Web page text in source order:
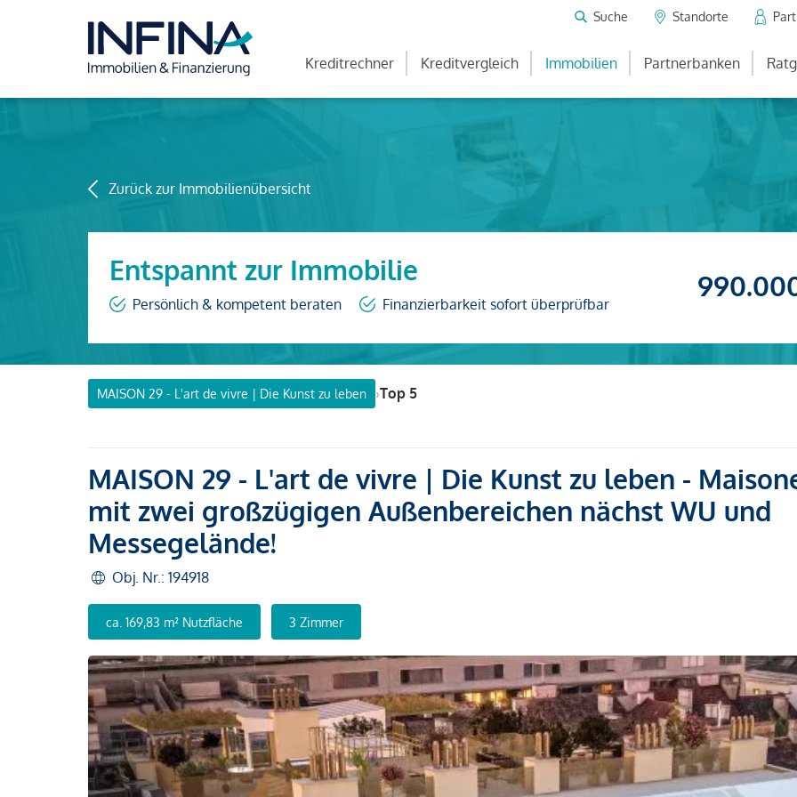
Suche Standorte
Kreditrechner Kreditvergleich Immobilien Partnerbanken
Zurück zur Immobilienübersicht
Entspannt zur Immobilie
Persönlich & kompetent beraten Finanzierbarkeit sofort überprüfbar
MAISON 29 - L'art de vivre | Die Kunst zu leben ›Top 5
MAISON 29 - L'art de vivre | Die Kunst zu leben -
mit zwei großzügigen Außenbereichen nächst WU und
Messegelände!
Obj. Nr.: 194918
ca. 169,83 m² Nutzfläche 3 Zimmer